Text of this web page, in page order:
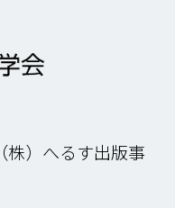
株）へるす出版事